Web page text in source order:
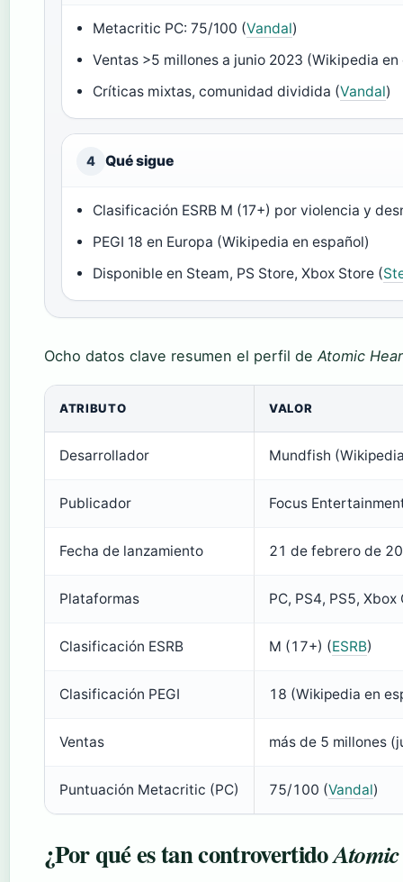
Metacritic PC: 75/100 (Vandal)
Ventas >5 millones a junio 2023 (Wikipedia en
Críticas mixtas, comunidad dividida (Vandal)
4 Qué sigue
Clasificación ESRB M (17+) por violencia y
PEGI 18 en Europa (Wikipedia en español)
Disponible en Steam, PS Store, Xbox Store (
Ocho datos clave resumen el perfil de Atomic
ATRIBUTO VALOR
Desarrollador Mundfish
Publicador Focus
Fecha de lanzamiento 21 de febrero de
Plataformas PC, PS4, PS5,
Clasificación ESRB M (17+) (ESRB)
Clasificación PEGI 18 (Wikipedia en
Ventas más de 5 millones
Puntuación Metacritic (PC) 75/100 (Vandal)
¿Por qué es tan controvertido